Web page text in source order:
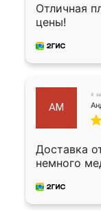
Отличная
цены!
АМ
4
Доставка
немного